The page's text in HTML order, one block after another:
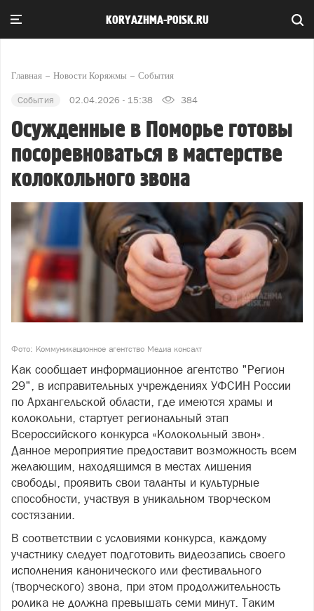
KORYAZHMA-POISK.RU
Главная Новости Коряжмы События
События 02.04.2026 - 15:38 384
Осужденные в Поморье готовы
посоревноваться в мастерстве
колокольного звона
Фото: Коммуникационное агентство Медиа консалт
Как сообщает информационное агентство "Регион
29", в исправительных учреждениях УФСИН России
по Архангельской области, где имеются храмы и
колокольни, стартует региональный этап
Всероссийского конкурса «Колокольный звон».
Данное мероприятие предоставит возможность всем
желающим, находящимся в местах лишения
свободы, проявить свои таланты и культурные
способности, участвуя в уникальном творческом
состязании.
В соответствии с условиями конкурса, каждому
участнику следует подготовить видеозапись своего
исполнения канонического или фестивального
(творческого) звона, при этом продолжительность
ролика не должна превышать семи минут. Таким